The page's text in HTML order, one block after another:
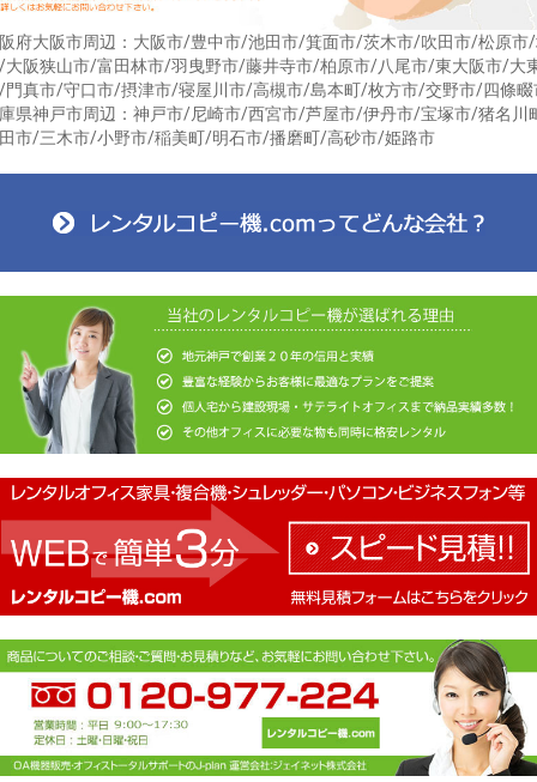
府大阪市周辺：大阪市/豊中市/池田市/箕面市/茨木市/吹田市/松原市
大阪狭山市/富田林市/羽曳野市/藤井寺市/柏原市/八尾市/東大阪市/大
門真市/守口市/摂津市/寝屋川市/高槻市/島本町/枚方市/交野市/四條畷
県神戸市周辺：神戸市/尼崎市/西宮市/芦屋市/伊丹市/宝塚市/猪名川
市/三木市/小野市/稲美町/明石市/播磨町/高砂市/姫路市